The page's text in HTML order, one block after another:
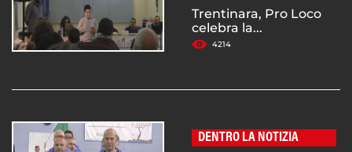
Trentinara, Pro Loco
celebra la...
4214
DENTRO LA NOTIZIA